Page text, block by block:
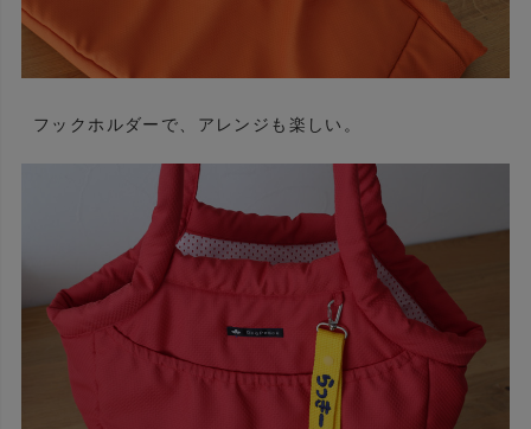
フックホルダーで、アレンジも楽しい。